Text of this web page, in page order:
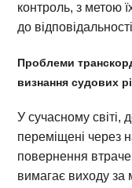
контроль, з метою
до
Проблеми
визнання судових
У сучасному світі,
переміщені через
повернення
вимагає виходу за